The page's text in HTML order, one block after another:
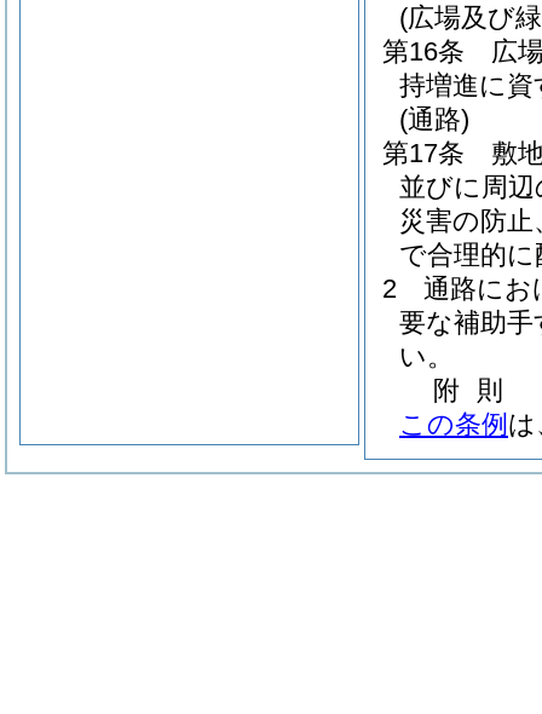
(広場及び
第16条
広
持増進に
(通路)
第17条
敷
並びに周
災害の防
で合理的
2
通路にお
要な補助
い。
附 則
この条例 は